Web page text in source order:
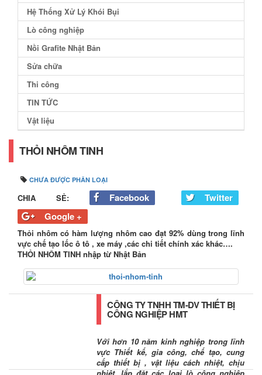
Hệ Thống Xử Lý Khói Bụi
Lò công nghiệp
Nồi Grafite Nhật Bản
Sửa chữa
Thi công
TIN TỨC
Vật liệu
THỎI NHÔM TINH
CHƯA ĐƯỢC PHÂN LOẠI
CHIA SẺ: Facebook
Twitter
Google +
Thỏi nhôm có hàm lượng nhôm cao đạt 92% dùng trong lĩnh
vực chế tạo lốc ô tô , xe máy ,các chi tiết chính xác khác….
THỎI NHÔM TINH nhập từ Nhật Bản
CÔNG TY TNHH TM-DV THIẾT BỊ
CÔNG NGHIỆP HMT
Với hơn 10 năm kinh nghiệp trong lĩnh
vực Thiết kế, gia công, chế tạo, cung
cấp thiết bị , vật liệu cách nhiệt, chịu